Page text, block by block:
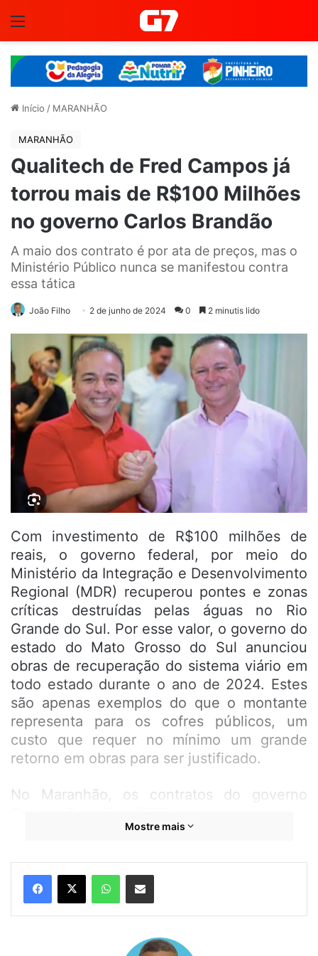
Início / MARANHÃO
MARANHÃO
Qualitech de Fred Campos já
torrou mais de R$100 Milhões
no governo Carlos Brandão
A maio dos contrato é por ata de preços, mas o
Ministério Público nunca se manifestou contra
essa tática
João Filho 2 de junho de 2024 0 2 minutis lido
Com investimento de R$100 milhões de
reais, o governo federal, por meio do
Ministério da Integração e Desenvolvimento
Regional (MDR) recuperou pontes e zonas
críticas destruídas pelas águas no Rio
Grande do Sul. Por esse valor, o governo do
estado do Mato Grosso do Sul anunciou
obras de recuperação do sistema viário em
todo estado durante o ano de 2024. Estes
são apenas exemplos do que o montante
representa para os cofres públicos, um
custo que requer no mínimo um grande
retorno em obras para ser justificado.
No Maranhão, os contratos do governo
Qualitech Engenharia do correligionário, o
Fred Campos (PSB) já passa da casa dos
R$100 milhões com aplicação declarada em
obras incompatíveis com os preços
Mostre mais